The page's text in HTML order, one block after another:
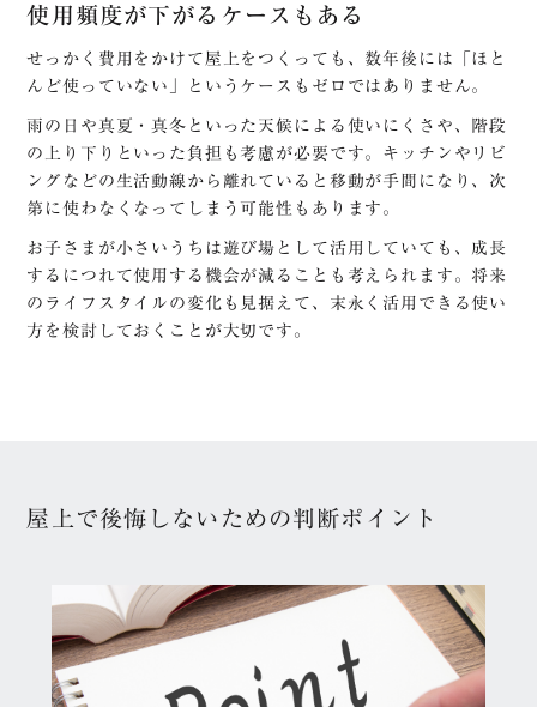
使用頻度が下がるケースもある
せっかく費用をかけて屋上をつくっても、数年後には「ほと
んど使っていない」というケースもゼロではありません。
雨の日や真夏・真冬といった天候による使いにくさや、階段
の上り下りといった負担も考慮が必要です。キッチンやリビ
ングなどの生活動線から離れていると移動が手間になり、次
第に使わなくなってしまう可能性もあります。
お子さまが小さいうちは遊び場として活用していても、成長
するにつれて使用する機会が減ることも考えられます。将来
のライフスタイルの変化も見据えて、末永く活用できる使い
方を検討しておくことが大切です。
屋上で後悔しないための判断ポイント